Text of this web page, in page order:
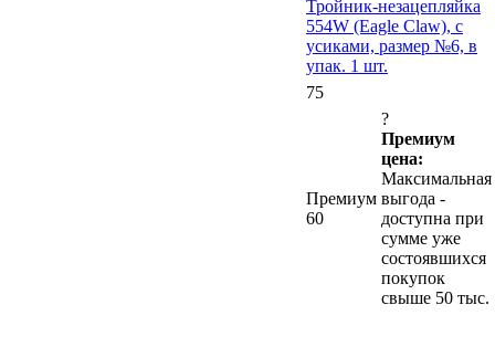
Тройник-незацепляйка
554W (Eagle Claw), с
усиками, размер №6, в
упак. 1 шт.
75
Премиум
60
?
Премиум
цена:
Максимальная
выгода -
доступна при
сумме уже
состоявшихся
покупок
свыше 50 тыс.